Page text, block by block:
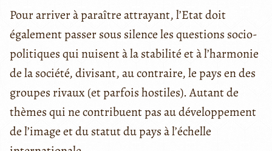
Pour arriver à paraître attrayant, l’Etat doit
également passer sous silence les questions socio-
politiques qui nuisent à la stabilité et à l’harmonie
de la société, divisant, au contraire, le pays en des
groupes rivaux (et parfois hostiles). Autant de
thèmes qui ne contribuent pas au développement
de l’image et du statut du pays à l’échelle